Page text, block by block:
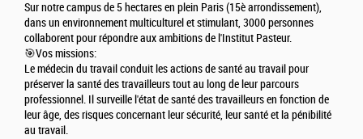
Sur notre campus de 5 hectares en plein Paris (15è arrondissement),
dans un environnement multiculturel et stimulant, 3000 personnes
collaborent pour répondre aux ambitions de l'Institut Pasteur.
🎯Vos missions:
Le médecin du travail conduit les actions de santé au travail pour
préserver la santé des travailleurs tout au long de leur parcours
professionnel. Il surveille l'état de santé des travailleurs en fonction de
leur âge, des risques concernant leur sécurité, leur santé et la pénibilité
au travail.